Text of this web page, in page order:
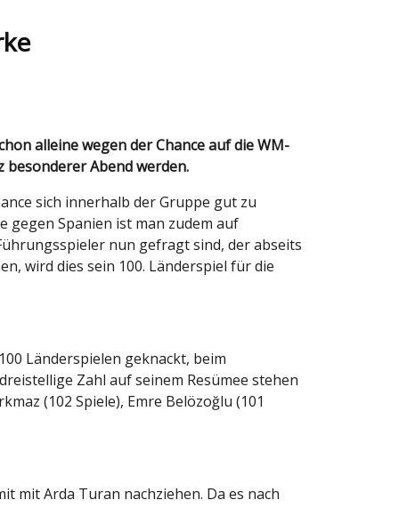
Abend werden.
sich innerhalb der Gruppe gut zu
gegen Spanien ist man zudem auf
nun gefragt sind, der abseits
wird dies sein 100. Länderspiel für die
Länderspielen geknackt, beim
Zahl auf seinem Resümee stehen
(102 Spiele), Emre Belözoğlu (101
mit Arda Turan nachziehen. Da es nach